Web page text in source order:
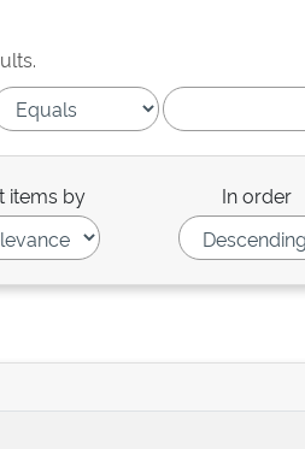
items by In order